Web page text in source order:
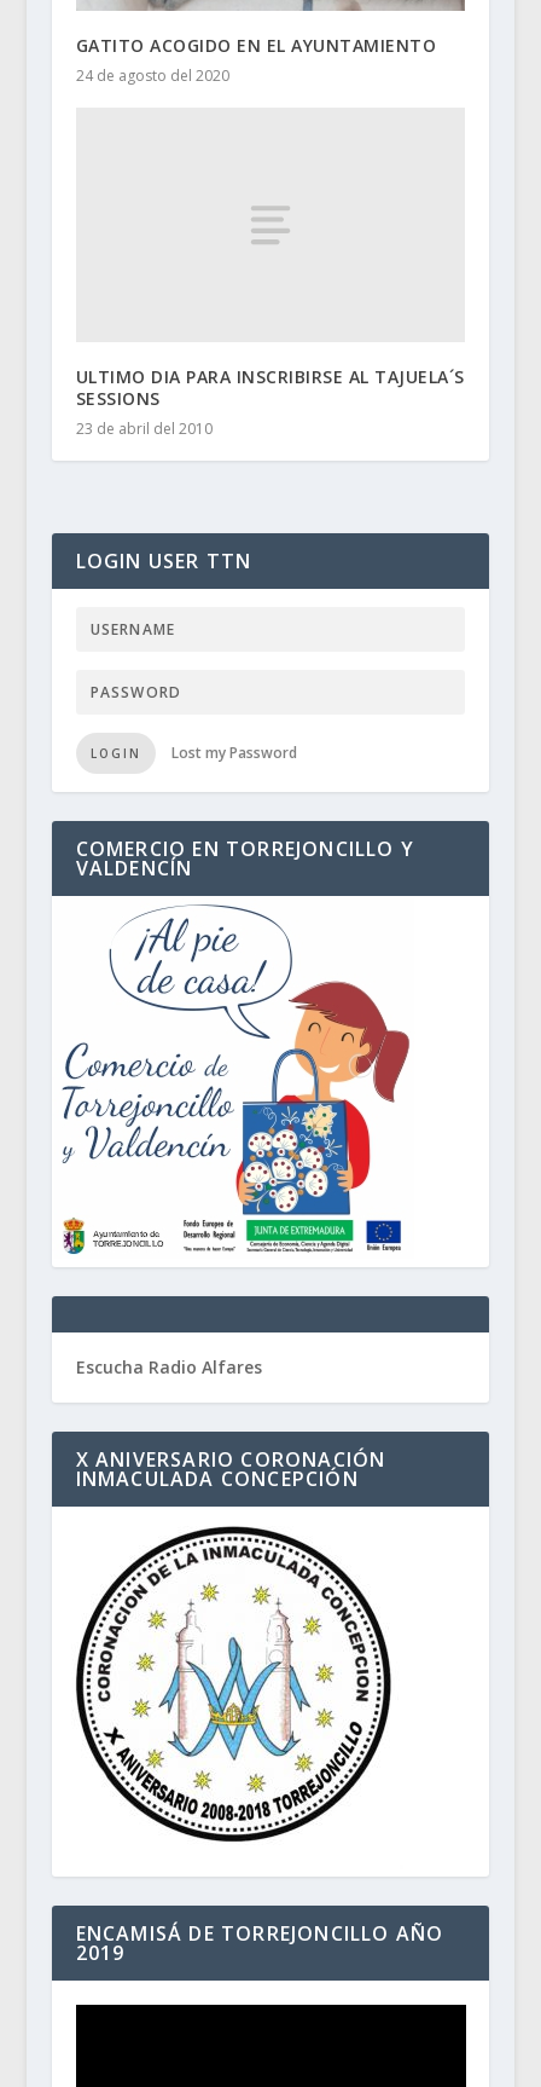
GATITO ACOGIDO EN EL AYUNTAMIENTO
24 de agosto del 2020
ULTIMO DIA PARA INSCRIBIRSE AL TAJUELA´S
SESSIONS
23 de abril del 2010
LOGIN USER TTN
LOGIN Lost my Password
COMERCIO EN TORREJONCILLO Y
VALDENCÍN
Escucha Radio Alfares
X ANIVERSARIO CORONACIÓN
INMACULADA CONCEPCIÓN
ENCAMISÁ DE TORREJONCILLO AÑO
2019